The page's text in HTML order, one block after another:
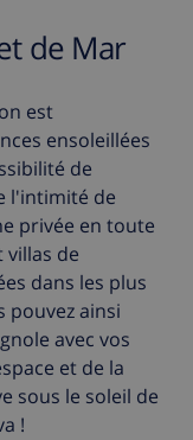
de Mar
est
ensoleillées
de
l'intimité de
privée en toute
villas de
dans les plus
pouvez ainsi
avec vos
et de la
sous le soleil de
!